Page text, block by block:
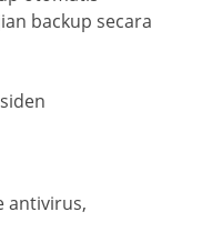
backup secara
antivirus,